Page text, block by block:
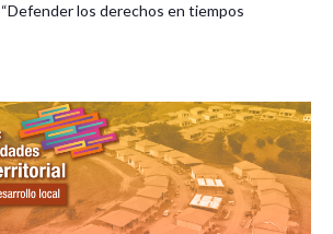
los derechos en tiempos